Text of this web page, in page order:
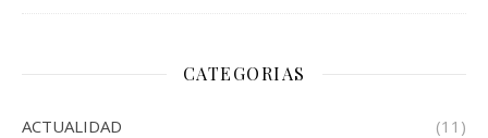
CATEGORIAS
ACTUALIDAD (11)